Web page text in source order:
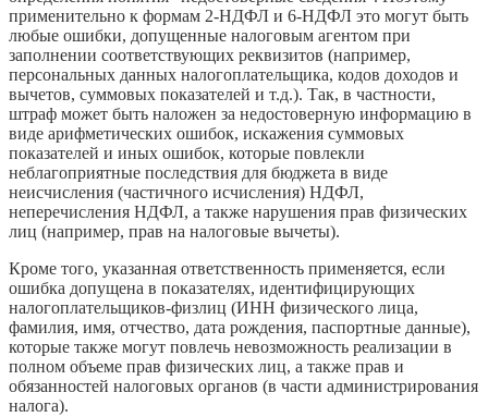
применительно к формам 2-НДФЛ и 6-НДФЛ это могут быть
любые ошибки, допущенные налоговым агентом при
заполнении соответствующих реквизитов (например,
персональных данных налогоплательщика, кодов доходов и
вычетов, суммовых показателей и т.д.). Так, в частности,
штраф может быть наложен за недостоверную информацию в
виде арифметических ошибок, искажения суммовых
показателей и иных ошибок, которые повлекли
неблагоприятные последствия для бюджета в виде
неисчисления (частичного исчисления) НДФЛ,
неперечисления НДФЛ, а также нарушения прав физических
лиц (например, прав на налоговые вычеты).
Кроме того, указанная ответственность применяется, если
ошибка допущена в показателях, идентифицирующих
налогоплательщиков-физлиц (ИНН физического лица,
фамилия, имя, отчество, дата рождения, паспортные данные),
которые также могут повлечь невозможность реализации в
полном объеме прав физических лиц, а также прав и
обязанностей налоговых органов (в части администрирования
налога).